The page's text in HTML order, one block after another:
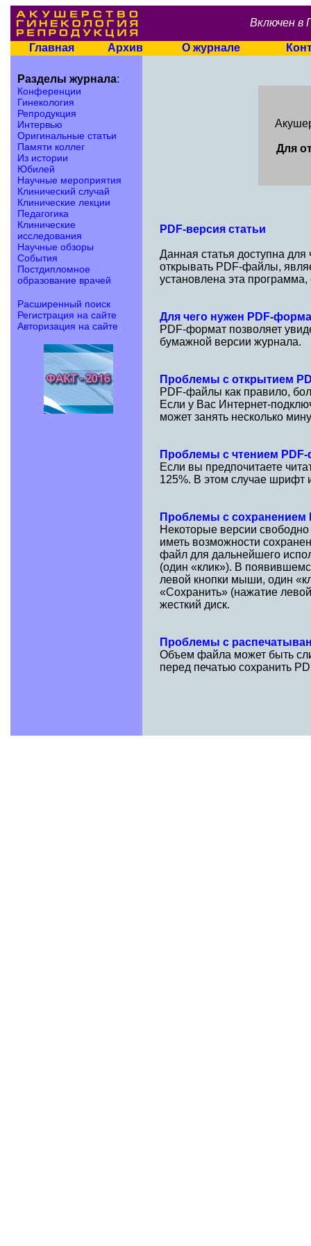
Включен в
Главная Архив О журнале
Разделы журнала:
Конференции
Гинекология
Репродукция
Интервью
Оригинальные статьи
Памяти коллег
Из истории
Юбилей
Научные мероприятия
Клинический случай
Клинические лекции
Педагогика
Клинические
исследования
Научные обзоры
События
Постдипломное
образование врачей
Расширенный поиск
Регистрация на сайте
Авторизация на сайте
Для
PDF-версия статьи
Данная статья доступна
открывать PDF-файлы,
установлена эта
Для чего нужен PDF-
PDF-формат позволяет
бумажной версии журнала.
Проблемы с открытием
PDF-файлы как правило,
Если у Вас Интернет-
может занять несколько
Проблемы с чтением
Если вы предпочитаете
125%. В этом случае шрифт
Проблемы с сохранением
Некоторые версии
иметь возможности
файл для дальнейшего
(один «клик»). В
левой кнопки мыши, один
«Сохранить» (нажатие
жесткий диск.
Проблемы с
Объем файла может быть
перед печатью сохранить